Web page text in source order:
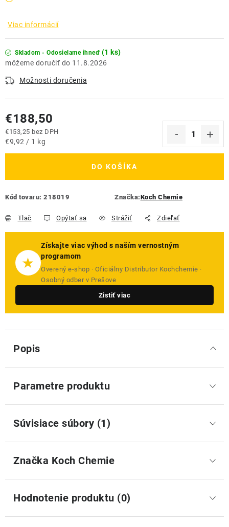
Viac informácií
Skladom - Odosielame ihneď (1 ks)
11.8.2026
Možnosti doručenia
€188,50
€153,25 bez DPH
Jednotková cena:
€9,92 / 1 kg
DO KOŠÍKA
Kód tovaru: 218019 Značka:Koch Chemie
Tlač Opýtať sa Strážiť Zdieľať
★
Získajte viac výhod s naším vernostným
programom
Overený e-shop · Oficiálny Distributor Kochchemie ·
Osobný odber v Prešove
Zistiť viac
Popis
Parametre produktu
Súvisiace súbory (1)
Značka Koch Chemie
Hodnotenie produktu (0)